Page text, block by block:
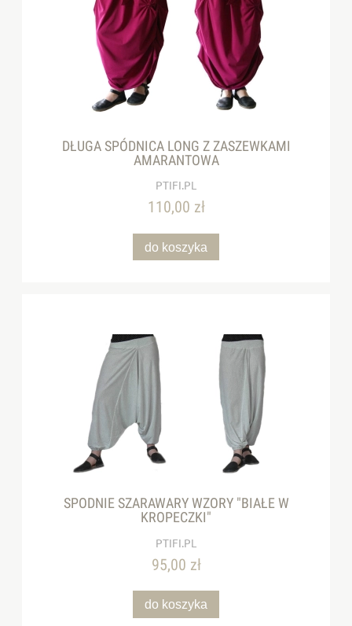
DŁUGA SPÓDNICA LONG Z ZASZEWKAMI
AMARANTOWA
PTIFI.PL
110,00 zł
do koszyka
SPODNIE SZARAWARY WZORY "BIAŁE W
KROPECZKI"
PTIFI.PL
95,00 zł
do koszyka